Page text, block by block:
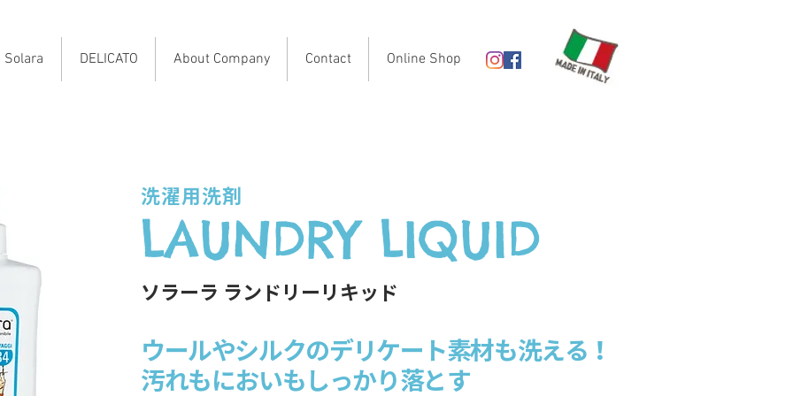
LAUNDRY LIQUID
洗濯用洗剤
ソラーラ ​ランドリーリキッド
ウールやシルクのデリケート素材も洗える！
汚れもにおいもしっかり落とす
Solara DELICATO About Company Contact Online Shop